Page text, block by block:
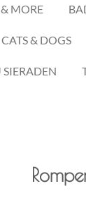
MORE
CATS & DOGS
SIERADEN